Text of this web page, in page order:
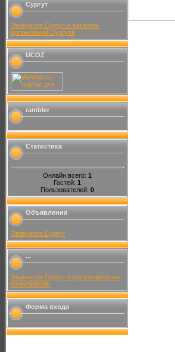
Сургут
Эвакуатор Сургут в каталоге
организаций Сургута
UCOZ
rambler
Статистика
Онлайн всего: 1
Гостей: 1
Пользователей: 0
Объявления
Эвакуатор Сургут
...
Эвакуатор Сургут и грузоперевозки
83462900090
Форма входа